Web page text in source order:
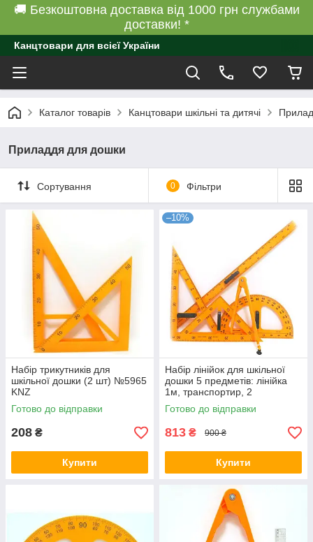
🚚 Безкоштовна доставка від 1000 грн службами
доставки! *
Канцтовари для всієї України
Каталог товарів Канцтовари шкільні та дитячі
Приладдя для дошки
Сортування 0 Фільтри
Набір трикутників для
шкільної дошки (2 шт) №5965
KNZ
Готово до відправки
208 ₴
Купити
–10%
Набір лінійок для шкільної
дошки 5 предметів: лінійка
1м, транспортир, 2
трикутника, циркуль| Набір
креслярський KNZ
Готово до відправки
813 ₴ 900 ₴
Купити